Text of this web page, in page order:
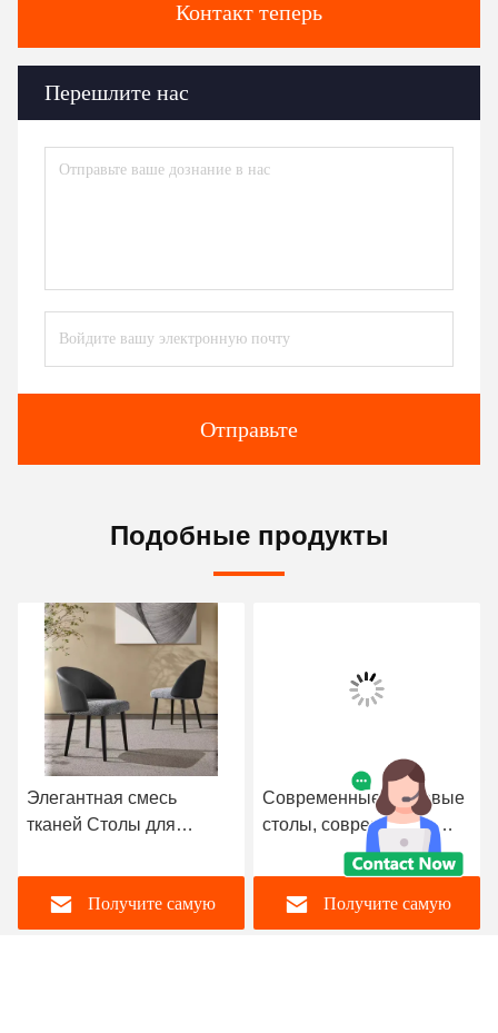
Контакт теперь
Перешлите нас
Отправьте
Подобные продукты
Элегантная смесь
тканей Столы для
Получите самую
Современные тканевые
столы, современные
тканевые столы ширина
470 мм
Получите самую